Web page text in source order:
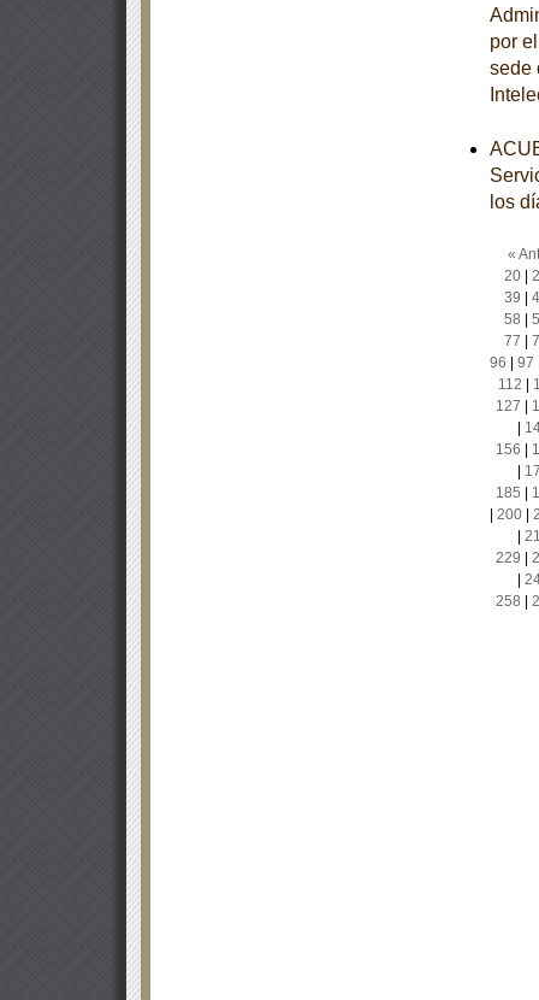
por
sede
los
«
20|
39
58
77
96
97
112
127
156
185
200|
229
258